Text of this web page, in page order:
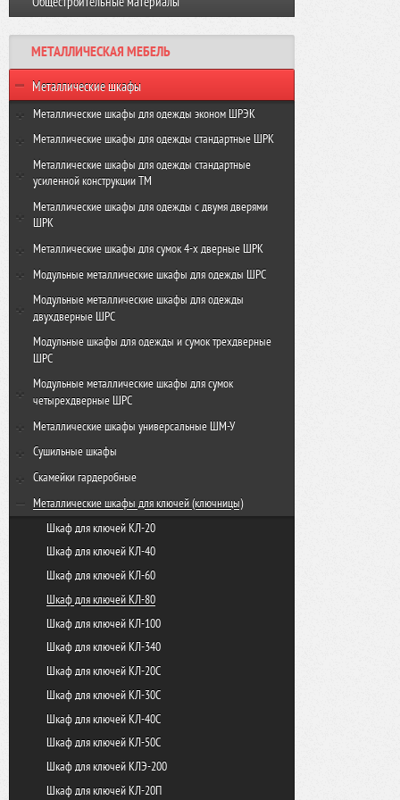
Виброплита VR-120 GROST
Виброплита VH-330R GROST
Резчик швов FS350-HC GROST
МЕТАЛЛИЧЕСКАЯ МЕБЕЛЬ
Металлические шкафы
Металлические шкафы для одежды эконом ШРЭК
ШРЭК-21-500
ШРЭК-22-500
Металлические шкафы для одежды стандартные ШРК
ШРК-22-600
ШРК-22-800
Металлические шкафы для одежды стандартные
усиленной конструкции ТМ
ТМ-22-600
ТМ-22-800
Металлические шкафы для одежды с двумя дверями
ШРК
ШРК-24-600
ШРК-24-800
Металлические шкафы для сумок 4-х дверные ШРК
ШРК-28-600
ШРК-28-800
Модульные металлические шкафы для одежды ШРС
ШРС-11-300
ШРС-11-400
ШРС-11дс-300
Модульные металлические шкафы для одежды
двухдверные ШРС
ШРС-12-300
ШРС-12дс-300
Модульные шкафы для одежды и сумок трехдверные
ШРС
Модульные металлические шкафы для сумок
четырехдверные ШРС
ШРС-14-300
ШРС-14дс-300
Металлические шкафы универсальные ШМ-У
ШМ-У 22-800
ШМУ 22-600
Cушильные шкафы
Шкаф сушильный ШСО-22м-600
Шкаф сушильный ШСО-22м
Шкаф сушильный ШСО-2000
Шкаф сушильный ШСО-2000-4
Модуль для сушки обуви Союз-10
Модуль для сушки обуви Союз-20
Cкамейки гардеробные
Скамья гардеробная 600
Скамья гардеробная 800
Скамья гардеробная 1000
Скамья гардеробная 1200
Скамья гардеробная 1500
Скамья гардеробная 2000
Скамья со спинкой 500
Скамья со спинкой 1000
Скамья со спинкой 1500
Скамья для спорт раздевалок односторонняя
Скамья для спорт раздевалок двусторонняя
Металлические шкафы для ключей (ключницы)
Шкаф для ключей КЛ-20
Шкаф для ключей КЛ-40
Шкаф для ключей КЛ-60
Шкаф для ключей КЛ-80
Шкаф для ключей КЛ-100
Шкаф для ключей КЛ-340
Шкаф для ключей КЛ-20С
Шкаф для ключей КЛ-30C
Шкаф для ключей КЛ-40C
Шкаф для ключей КЛ-50C
Шкаф для ключей КЛЭ-200
Шкаф для ключей КЛ-20П